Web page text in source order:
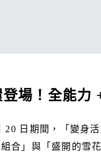
登場！全能力
日期間，「變身活
合」與「盛開的雪